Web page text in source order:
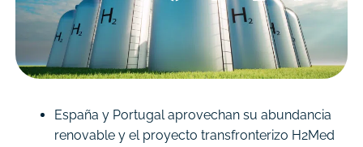
España y Portugal aprovechan su abundancia
renovable y el proyecto transfronterizo H2Med